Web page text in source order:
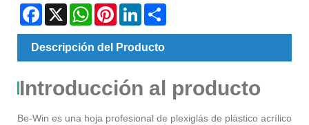
Facebook
X WhatsAppPinterestLinkedIn
Descripción del Producto
Introducción al producto
Be-Win es una hoja profesional de plexiglás de plástico acrílico